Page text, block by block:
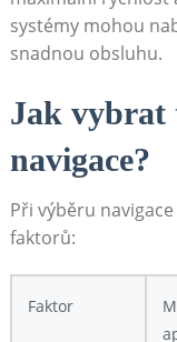
systémy mohou
snadnou obsluhu.
Jak vybrat
navigace?
Při výběru
faktorů:
Faktor